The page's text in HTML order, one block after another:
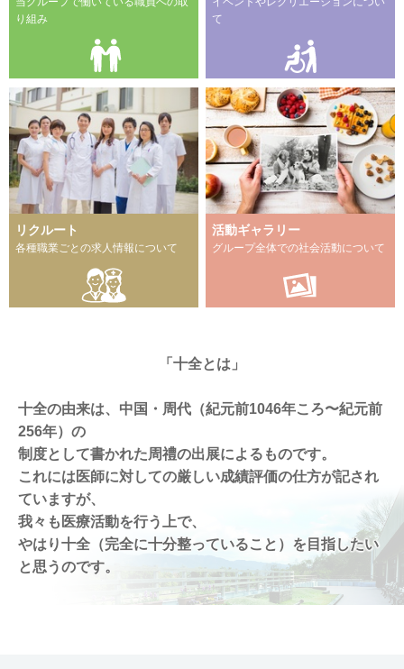
り組み
て
リクルート
各種職業ごとの求人情報について
活動ギャラリー
グループ全体での社会活動について
「十全とは」
十全の由来は、中国・周代（紀元前1046年ころ〜紀元前
256年）の
制度として書かれた周禮の出展によるものです。
これには医師に対しての厳しい成績評価の仕方が記され
ていますが、
我々も医療活動を行う上で、
やはり十全（完全に十分整っていること）を目指したい
と思うのです。